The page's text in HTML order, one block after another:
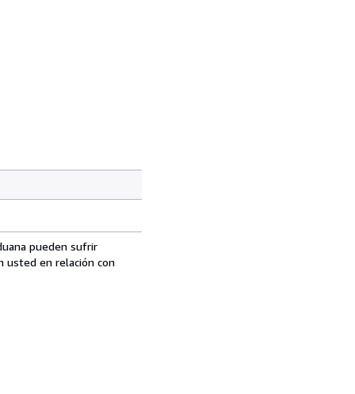
pueden sufrir
usted en relación con